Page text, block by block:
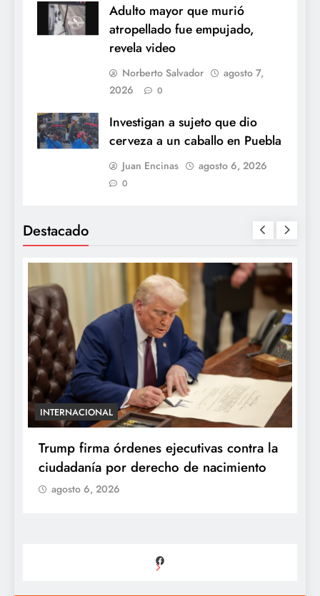
Adulto mayor que murió
atropellado fue empujado,
revela video
Norberto Salvador
agosto 7,
2026
0
Investigan a sujeto que dio
cerveza a un caballo en Puebla
Juan Encinas agosto 6, 2026
0
Destacado
INTERNACIONAL
Trump firma órdenes ejecutivas contra la
ciudadanía por derecho de nacimiento
agosto 6, 2026